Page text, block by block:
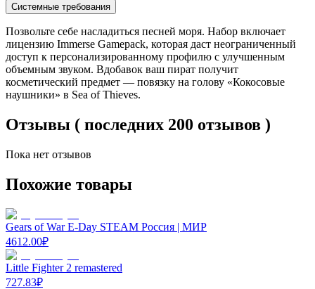
Системные требования
Позвольте себе насладиться песней моря. Набор включает
лицензию Immerse Gamepack, которая даст неограниченный
доступ к персонализированному профилю с улучшенным
объемным звуком. Вдобавок ваш пират получит
косметический предмет — повязку на голову «Кокосовые
наушники» в Sea of Thieves.
Отзывы ( последних 200 отзывов )
Пока нет отзывов
Похожие товары
Gears of War E-Day STEAM Россия | МИР
4612.00₽
Little Fighter 2 remastered
727.83₽